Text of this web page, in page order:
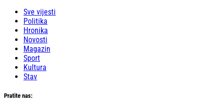
Sve vijesti
Politika
Hronika
Novosti
Magazin
Sport
Kultura
Stav
Pratite nas: